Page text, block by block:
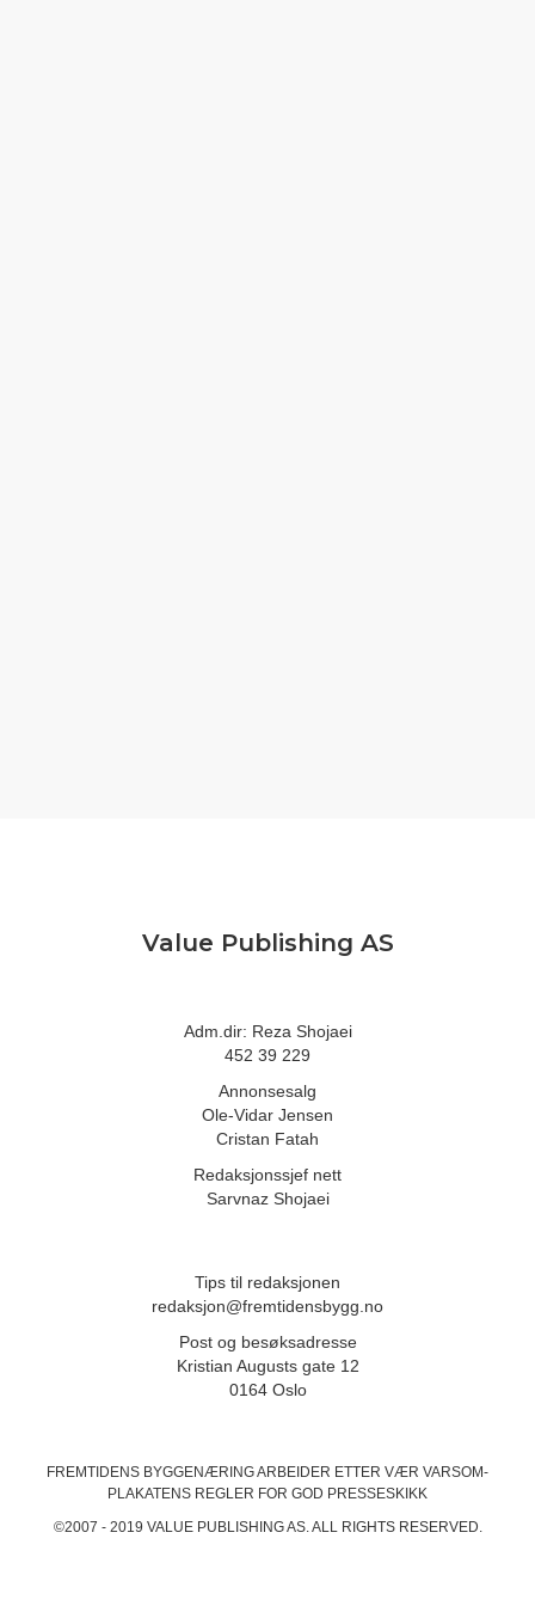
Value Publishing AS
Adm.dir: Reza Shojaei
452 39 229
Annonsesalg
Ole-Vidar Jensen
Cristan Fatah
Redaksjonssjef nett
Sarvnaz Shojaei
Tips til redaksjonen
redaksjon@fremtidensbygg.no
Post og besøksadresse
Kristian Augusts gate 12
0164 Oslo
FREMTIDENS BYGGENÆRING ARBEIDER ETTER VÆR VARSOM-
PLAKATENS REGLER FOR GOD PRESSESKIKK
©2007 - 2019 VALUE PUBLISHING AS. ALL RIGHTS RESERVED.